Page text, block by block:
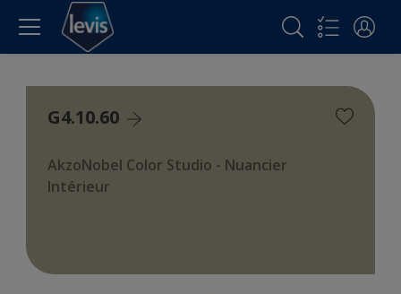
G4.10.60
AkzoNobel Color Studio - Nuancier
Intérieur